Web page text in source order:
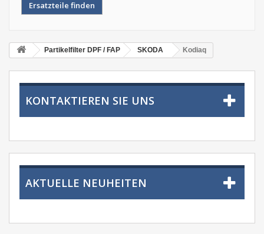
Partikelfilter DPF / FAP SKODA Kodiaq
KONTAKTIEREN SIE UNS
AKTUELLE NEUHEITEN